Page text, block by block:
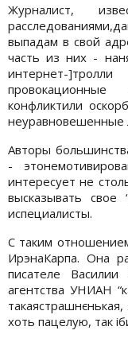
Журналист,
выпадам в свой
часть из них -
интернет-
конфликтили
неуравновешенные
Авторы
-
интересует не
высказывать
испециалисты.
С таким
ИрэнаКарпа. Она
писателе
агентства УНИАН
такаястрашнєнькая,
хоть пацелую, так